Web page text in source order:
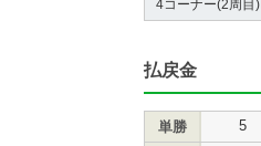
4コーナー(2周目)
払戻金
単勝 5